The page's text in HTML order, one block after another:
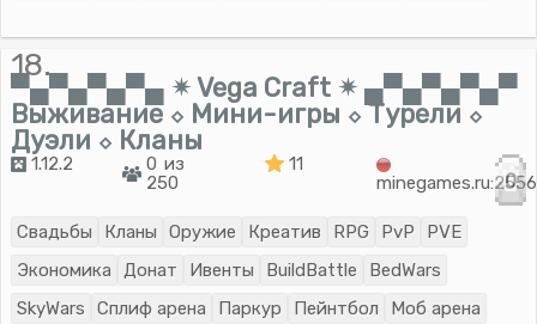
18.
▀▄▀▄▀▄▀▄ ✴ Vega Craft ✴ ▄▀▄▀▄▀▄▀
Выживание ⬦ Мини-игры ⬦ Турели ⬦
Дуэли ⬦ Кланы
1.12.2
0 из
250
11
0
Свадьбы Кланы Оружие Креатив RPG PvP
PVE
Экономика
Донат Ивенты BuildBattle
BedWars
SkyWars
Сплиф арена Паркур Пейнтбол Моб арена